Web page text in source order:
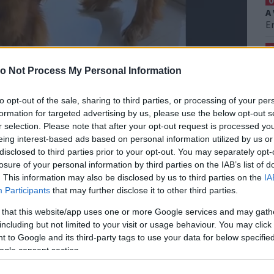
Not Process My Personal Information
opt-out of the sale, sharing to third parties, or processing of your
for targeted advertising by us, please use the below opt-out
selection. Please note that after your opt-out request is processed
interest-based ads based on personal information utilized by us
to third parties prior to your opt-out. You may separately
of your personal information by third parties on the IAB’s list of
This information may also be disclosed by us to third parties on the
Participants that may further disclose it to other third parties.
that this website/app uses one or more Google services and may
but not limited to your visit or usage behaviour. You may
to Google and its third-party tags to use your data for below
consent section.
dolog volt egyértelmű:
zokni - eltűnt.
amikor a tettes kilétét akarta felfedni, neki
Ezt a bűntényt azonban látszólag egyikőjük
fulladt. Sem a golden retriever, Luna,
Brush aztán úgy döntött, szembesítést is
És mindezt videóra is vették.
A